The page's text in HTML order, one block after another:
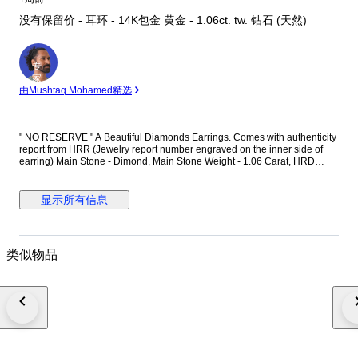
没有保留价 - 耳环 - 14K包金 黄金 - 1.06ct. tw. 钻石 (天然)
专
家
由Mushtaq Mohamed精选
" NO RESERVE " A Beautiful Diamonds Earrings. Comes with authenticity
report from HRR (Jewelry report number engraved on the inner side of
earring) Main Stone - Dimond, Main Stone Weight - 1.06 Carat, HRD
显示所有信息
类似物品